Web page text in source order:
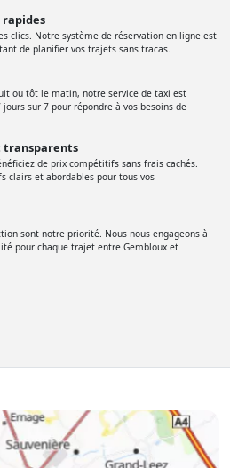
rapides
clics. Notre système de réservation en ligne est
de planifier vos trajets sans tracas.
ou tôt le matin, notre service de taxi est
sur 7 pour répondre à vos besoins de
transparents
de prix compétitifs sans frais cachés.
clairs et abordables pour tous vos
sont notre priorité. Nous nous engageons à
pour chaque trajet entre Gembloux et